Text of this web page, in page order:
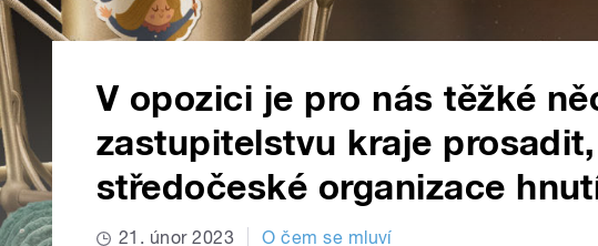
V opozici je pro nás těžké
zastupitelstvu kraje
středočeské organizace
21. únor 2023 O čem se mluví